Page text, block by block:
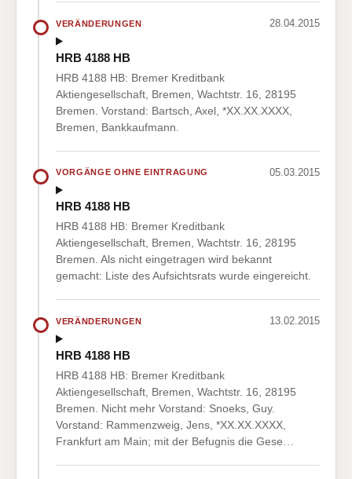
VERÄNDERUNGEN 28.04.2015
HRB 4188 HB
HRB 4188 HB: Bremer Kreditbank
Aktiengesellschaft, Bremen, Wachtstr. 16, 28195
Bremen. Vorstand: Bartsch, Axel, *XX.XX.XXXX,
Bremen, Bankkaufmann.
VORGÄNGE OHNE EINTRAGUNG 05.03.2015
HRB 4188 HB
HRB 4188 HB: Bremer Kreditbank
Aktiengesellschaft, Bremen, Wachtstr. 16, 28195
Bremen. Als nicht eingetragen wird bekannt
gemacht: Liste des Aufsichtsrats wurde eingereicht.
VERÄNDERUNGEN 13.02.2015
HRB 4188 HB
HRB 4188 HB: Bremer Kreditbank
Aktiengesellschaft, Bremen, Wachtstr. 16, 28195
Bremen. Nicht mehr Vorstand: Snoeks, Guy.
Vorstand: Rammenzweig, Jens, *XX.XX.XXXX,
Frankfurt am Main; mit der Befugnis die Gese…